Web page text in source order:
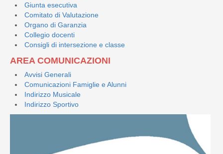
Giunta esecutiva
Comitato di Valutazione
Organo di Garanzia
Collegio docenti
Consigli di intersezione e classe
AREA COMUNICAZIONI
Avvisi Generali
Comunicazioni Famiglie e Alunni
Indirizzo Musicale
Indirizzo Sportivo